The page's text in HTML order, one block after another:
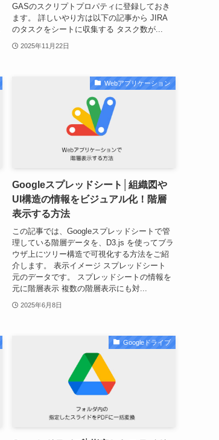
GASのスクリプトプロパティに登録しておき
ます。 詳しいやり方は以下の記事から JIRA
のタスクをシートに収集する タスク数が...
2025年11月22日
Webアプリケーション
Googleスプレッドシート│組織図や
UI構造の情報をビジュアル化！階層
表示する方法
この記事では、Googleスプレッドシートで管
理している階層データを、D3.js を使ってブラ
ウザ上にツリー構造で可視化する方法をご紹
介します。 表示イメージ スプレッドシート
元のデータです。 スプレッドシートの情報を
元に階層表示 複数の階層表示にも対...
2025年6月8日
Googleドライブ